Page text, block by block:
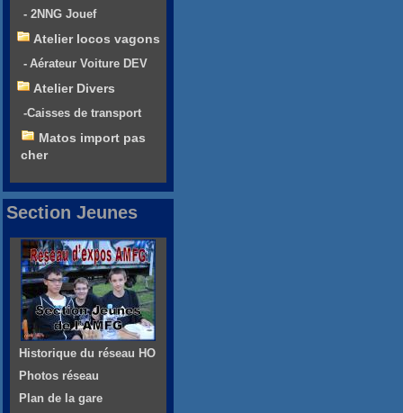
- 2NNG Jouef
Atelier locos vagons
- Aérateur Voiture DEV
Atelier Divers
-Caisses de transport
Matos import pas
cher
Section Jeunes
Historique du réseau HO
Photos réseau
Plan de la gare